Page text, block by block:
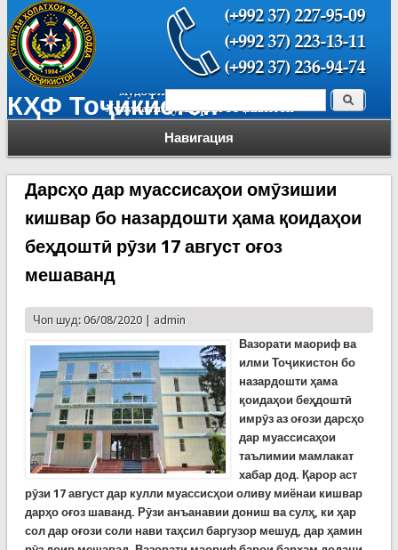
КҲФ Тоҷикистон
Навигация
Форма поиска Поиск
Дарсҳо дар муассисаҳои омӯзишии
кишвар бо назардошти ҳама қоидаҳои
беҳдоштӣ рӯзи 17 август оғоз
мешаванд
Чоп шуд: 06/08/2020 | admin
Вазорати маориф ва
илми Тоҷикистон бо
назардошти ҳама
қоидаҳои беҳдоштӣ
имрӯз аз оғози дарсҳо
дар муассисаҳои
таълимии мамлакат
хабар дод. Қарор аст
рӯзи 17 август дар кулли муассисҳои оливу миёнаи кишвар
дарҳо оғоз шаванд. Рӯзи анъанавии дониш ва сулҳ, ки ҳар
сол дар оғози соли нави таҳсил баргузор мешуд, дар ҳамин